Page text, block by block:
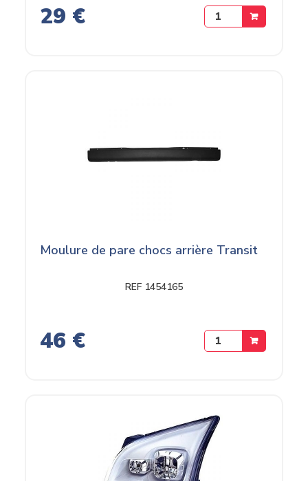
29 €
Moulure de pare chocs arrière Transit
REF 1454165
46 €